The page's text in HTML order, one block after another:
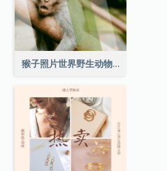
猴子照片世界野生动物日Instagram帖子